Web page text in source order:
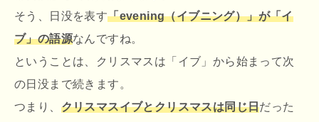
そう、日没を表す「evening（イブニング）」が「イ
ブ」の語源なんですね。
ということは、クリスマスは「イブ」から始まって次
の日没まで続きます。
つまり、 クリスマスイブとクリスマスは同じ日だった